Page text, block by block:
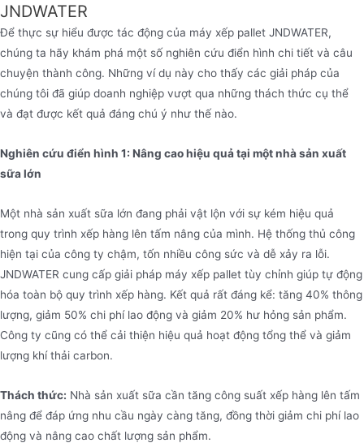
JNDWATER
Để thực sự hiểu được tác động của máy xếp pallet JNDWATER,
chúng ta hãy khám phá một số nghiên cứu điển hình chi tiết và câu
chuyện thành công. Những ví dụ này cho thấy các giải pháp của
chúng tôi đã giúp doanh nghiệp vượt qua những thách thức cụ thể
và đạt được kết quả đáng chú ý như thế nào.
Nghiên cứu điển hình 1: Nâng cao hiệu quả tại một nhà sản xuất
sữa lớn
Một nhà sản xuất sữa lớn đang phải vật lộn với sự kém hiệu quả
trong quy trình xếp hàng lên tấm nâng của mình. Hệ thống thủ công
hiện tại của công ty chậm, tốn nhiều công sức và dễ xảy ra lỗi.
JNDWATER cung cấp giải pháp máy xếp pallet tùy chỉnh giúp tự động
hóa toàn bộ quy trình xếp hàng. Kết quả rất đáng kể: tăng 40% thông
lượng, giảm 50% chi phí lao động và giảm 20% hư hỏng sản phẩm.
Công ty cũng có thể cải thiện hiệu quả hoạt động tổng thể và giảm
lượng khí thải carbon.
Thách thức: Nhà sản xuất sữa cần tăng công suất xếp hàng lên tấm
nâng để đáp ứng nhu cầu ngày càng tăng, đồng thời giảm chi phí lao
động và nâng cao chất lượng sản phẩm.